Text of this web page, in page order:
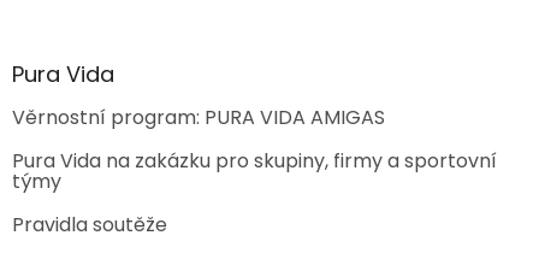
Pura Vida
Věrnostní program: PURA VIDA AMIGAS
Pura Vida na zakázku pro skupiny, firmy a sportovní
týmy
Pravidla soutěže